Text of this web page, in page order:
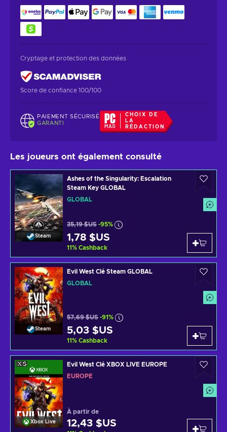
Cryptage et protection des données
Score de confiance 100/100
PAIEMENT SÉCURISÉ
GARANTI
CHOIX DE
LA
RÉDACTION
Les joueurs ont également consulté
Steam
Ashes of the Singularity: Escalation
Steam Key GLOBAL
GLOBAL
35,19 $US -95%
1,78 $US
11% Cashback
Steam
Evil West Clé Steam GLOBAL
GLOBAL
57,69 $US -91%
5,03 $US
11% Cashback
Xbox Live
Evil West Clé XBOX LIVE EUROPE
EUROPE
À partir de
12,43 $US